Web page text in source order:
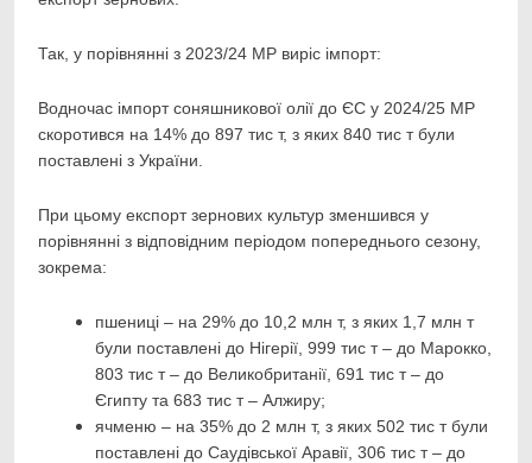
Так, у порівнянні з 2023/24 МР виріс імпорт:
Водночас імпорт соняшникової олії до ЄС у 2024/25 МР
скоротився на 14% до 897 тис т, з яких 840 тис т були
поставлені з України.
При цьому експорт зернових культур зменшився у
порівнянні з відповідним періодом попереднього сезону,
зокрема:
пшениці – на 29% до 10,2 млн т, з яких 1,7 млн т
були поставлені до Нігерії, 999 тис т – до Марокко,
803 тис т – до Великобританії, 691 тис т – до
Єгипту та 683 тис т – Алжиру;
ячменю – на 35% до 2 млн т, з яких 502 тис т були
поставлені до Саудівської Аравії, 306 тис т – до